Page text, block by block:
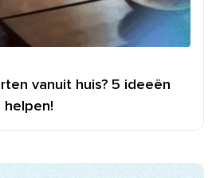
vanuit huis? 5 ideeën
helpen!